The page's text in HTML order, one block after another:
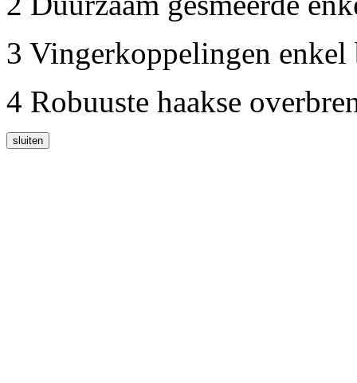
3 Vingerkoppelingen
4 Robuuste haakse
sluiten